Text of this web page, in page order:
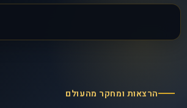
הרצאות ומחקר מהעולם